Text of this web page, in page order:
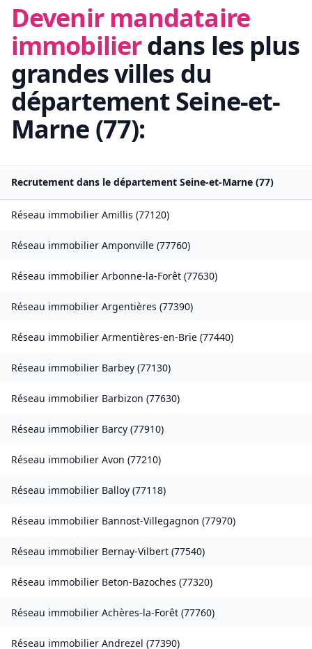
Devenir mandataire
immobilierdans les plus
grandes villes du
départementSeine-et-
Marne (77):
Recrutement dans le département Seine-et-Marne (77)
Réseau immobilier Amillis (77120)
Réseau immobilier Amponville (77760)
Réseau immobilier Arbonne-la-Forêt (77630)
Réseau immobilier Argentières (77390)
Réseau immobilier Armentières-en-Brie (77440)
Réseau immobilier Barbey (77130)
Réseau immobilier Barbizon (77630)
Réseau immobilier Barcy (77910)
Réseau immobilier Avon (77210)
Réseau immobilier Balloy (77118)
Réseau immobilier Bannost-Villegagnon (77970)
Réseau immobilier Bernay-Vilbert (77540)
Réseau immobilier Beton-Bazoches (77320)
Réseau immobilier Achères-la-Forêt (77760)
Réseau immobilier Andrezel (77390)